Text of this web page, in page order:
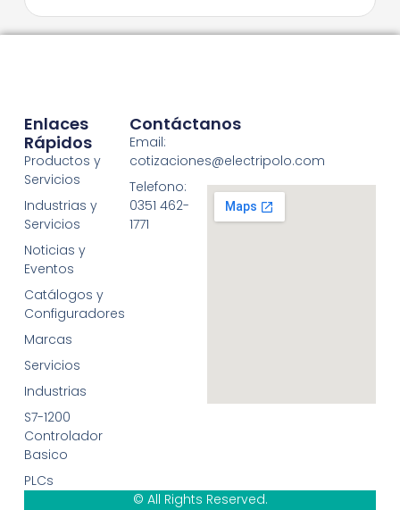
Enlaces
Rápidos
Productos y
Servicios
Industrias y
Servicios
Noticias y
Eventos
Catálogos y
Configuradores
Marcas
Servicios
Industrias
S7-1200
Controlador
Basico
PLCs
Contáctanos
Email:
cotizaciones@electripolo.com
Telefono:
0351 462-
1771
© All Rights Reserved.